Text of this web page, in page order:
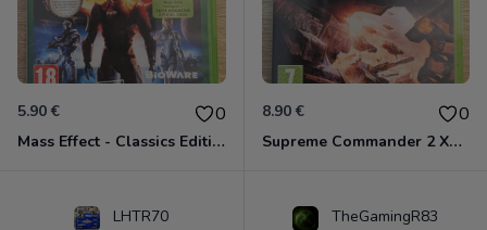
5.90 € 0
Mass Effect - Classics Edition Xbox 360
8.90 € 0
Supreme Commander 2 Xbox 360
LHTR70 TheGamingR83